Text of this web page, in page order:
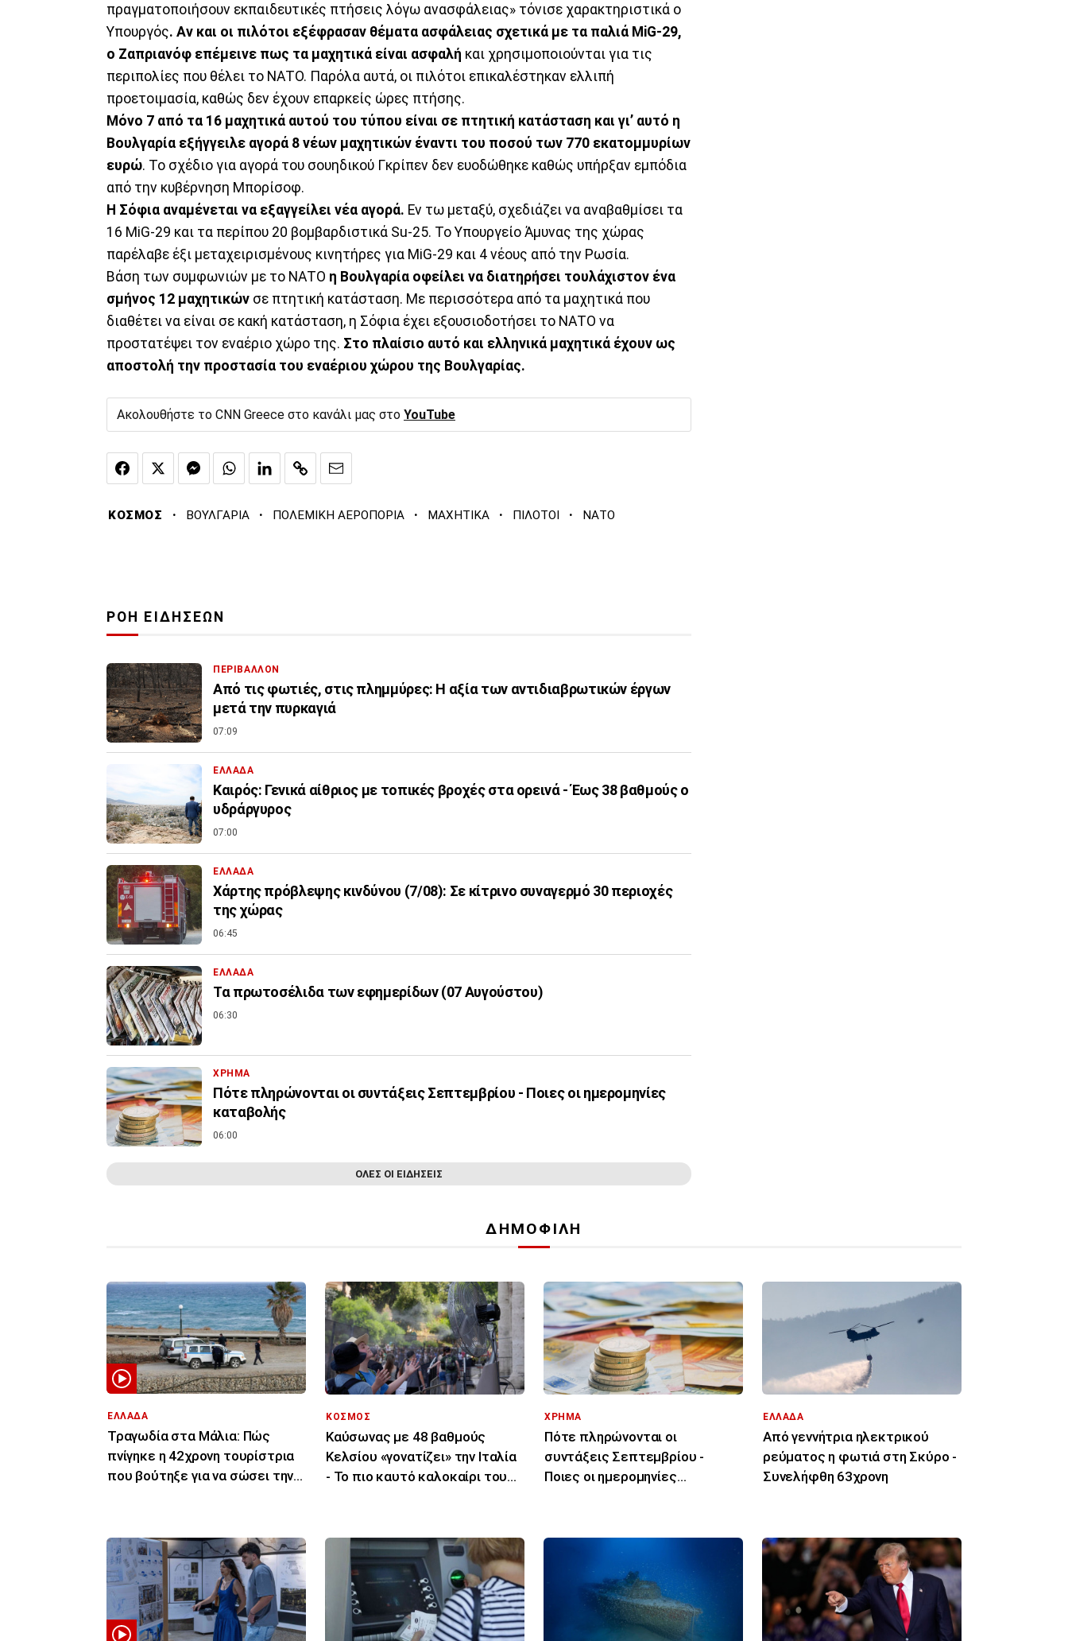
πραγματοποιήσουν εκπαιδευτικές πτήσεις λόγω ανασφάλειας» τόνισε χαρακτηριστικά ο
Υπουργός. Αν και οι πιλότοι εξέφρασαν θέματα ασφάλειας σχετικά με τα παλιά MiG-29,
ο Ζαπριανόφ επέμεινε πως τα μαχητικά είναι ασφαλή και χρησιμοποιούνται για τις
περιπολίες που θέλει το ΝΑΤΟ. Παρόλα αυτά, οι πιλότοι επικαλέστηκαν ελλιπή
προετοιμασία, καθώς δεν έχουν επαρκείς ώρες πτήσης.
Μόνο 7 από τα 16 μαχητικά αυτού του τύπου είναι σε πτητική κατάσταση και γι’ αυτό η
Βουλγαρία εξήγγειλε αγορά 8 νέων μαχητικών έναντι του ποσού των 770 εκατομμυρίων
ευρώ. Το σχέδιο για αγορά του σουηδικού Γκρίπεν δεν ευοδώθηκε καθώς υπήρξαν εμπόδια
από την κυβέρνηση Μπορίσοφ.
Η Σόφια αναμένεται να εξαγγείλει νέα αγορά. Εν τω μεταξύ, σχεδιάζει να αναβαθμίσει τα
16 MiG-29 και τα περίπου 20 βομβαρδιστικά Su-25. Το Υπουργείο Άμυνας της χώρας
παρέλαβε έξι μεταχειρισμένους κινητήρες για MiG-29 και 4 νέους από την Ρωσία.
Βάση των συμφωνιών με το ΝΑΤΟ η Βουλγαρία οφείλει να διατηρήσει τουλάχιστον ένα
σμήνος 12 μαχητικών σε πτητική κατάσταση. Με περισσότερα από τα μαχητικά που
διαθέτει να είναι σε κακή κατάσταση, η Σόφια έχει εξουσιοδοτήσει το ΝΑΤΟ να
προστατέψει τον εναέριο χώρο της. Στο πλαίσιο αυτό και ελληνικά μαχητικά έχουν ως
αποστολή την προστασία του εναέριου χώρου της Βουλγαρίας.
Ακολουθήστε το CNN Greece στο κανάλι μας στο YouTube
ΚΟΣΜΟΣ · ΒΟΥΛΓΑΡΙΑ · ΠΟΛΕΜΙΚΗ ΑΕΡΟΠΟΡΙΑ · ΜΑΧΗΤΙΚΑ · ΠΙΛΟΤΟΙ · ΝΑΤΟ
ΡΟΗ ΕΙΔΗΣΕΩΝ
ΠΕΡΙΒΑΛΛΟΝ
Από τις φωτιές, στις πλημμύρες: Η αξία των αντιδιαβρωτικών έργων
μετά την πυρκαγιά
07:09
ΕΛΛΑΔΑ
Καιρός: Γενικά αίθριος με τοπικές βροχές στα ορεινά - Έως 38 βαθμούς ο
υδράργυρος
07:00
ΕΛΛΑΔΑ
Χάρτης πρόβλεψης κινδύνου (7/08): Σε κίτρινο συναγερμό 30 περιοχές
της χώρας
06:45
ΕΛΛΑΔΑ
Τα πρωτοσέλιδα των εφημερίδων (07 Αυγούστου)
06:30
ΧΡΗΜΑ
Πότε πληρώνονται οι συντάξεις Σεπτεμβρίου - Ποιες οι ημερομηνίες
καταβολής
06:00
ΟΛΕΣ ΟΙ ΕΙΔΗΣΕΙΣ
ΔΗΜΟΦΙΛΗ
ΕΛΛΑΔΑ
Τραγωδία στα Μάλια: Πώς
πνίγηκε η 42χρονη τουρίστρια
που βούτηξε για να σώσει την
ΚΟΣΜΟΣ
Καύσωνας με 48 βαθμούς
Κελσίου «γονατίζει» την Ιταλία
- Το πιο καυτό καλοκαίρι του
ΧΡΗΜΑ
Πότε πληρώνονται οι
συντάξεις Σεπτεμβρίου -
Ποιες οι ημερομηνίες
ΕΛΛΑΔΑ
Από γεννήτρια ηλεκτρικού
ρεύματος η φωτιά στη Σκύρο -
Συνελήφθη 63χρονη